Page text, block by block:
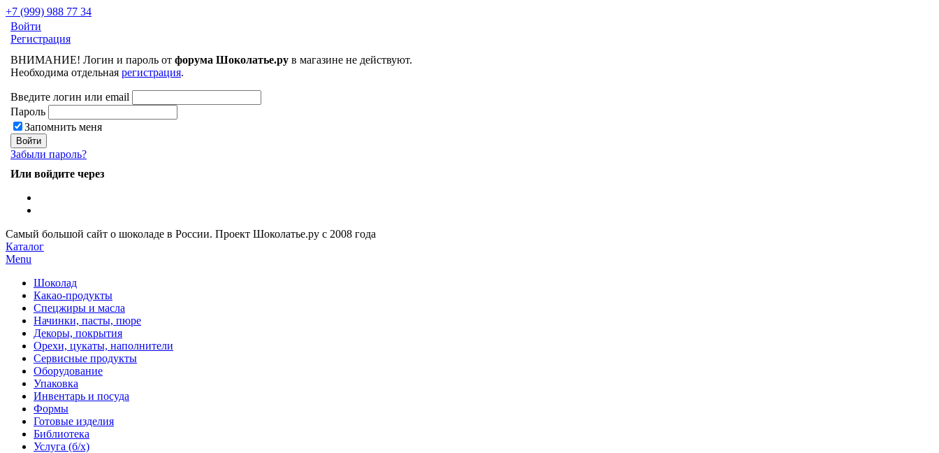
+7 (999) 988 77 34
Войти
Регистрация
ВНИМАНИЕ! Логин и пароль от форума Шоколатье.ру в магазине не действуют.
Необходима отдельная регистрация.
Введите логин или email
Пароль
Запомнить меня
Забыли пароль?
Или войдите через
Самый большой сайт о шоколаде в России. Проект Шоколатье.ру с 2008 года
Каталог
Menu
Шоколад
Какао-продукты
Спецжиры и масла
Начинки, пасты, пюре
Декоры, покрытия
Орехи, цукаты, наполнители
Сервисные продукты
Оборудование
Упаковка
Инвентарь и посуда
Формы
Готовые изделия
Библиотека
Услуга (б/х)